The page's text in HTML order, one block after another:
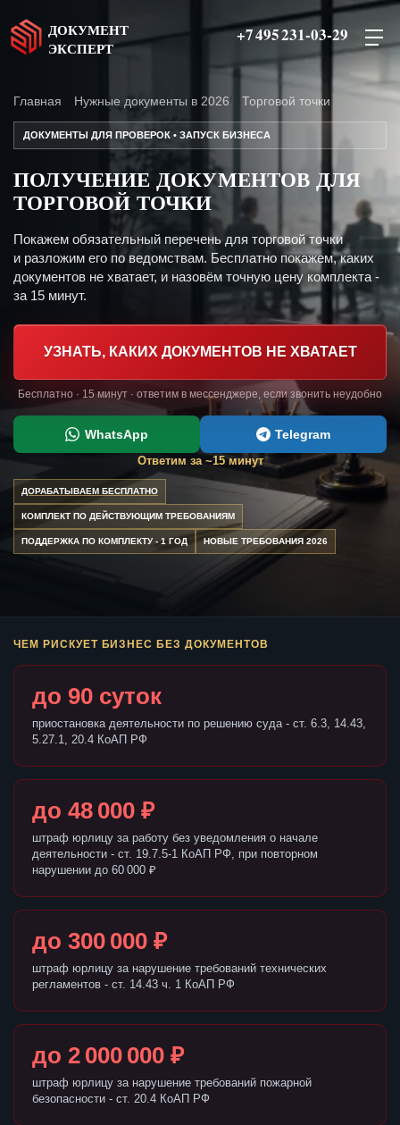
ДОКУМЕНТ
ЭКСПЕРТ
+7 495 231-03-29
Главная Нужные документы в 2026 Торговой точки
ДОКУМЕНТЫ ДЛЯ ПРОВЕРОК • ЗАПУСК БИЗНЕСА
ПОЛУЧЕНИЕ ДОКУМЕНТОВ ДЛЯ
ТОРГОВОЙ ТОЧКИ
Покажем обязательный перечень для торговой точки
и разложим его по ведомствам. Бесплатно покажем, каких
документов не хватает, и назовём точную цену комплекта -
за 15 минут.
УЗНАТЬ, КАКИХ ДОКУМЕНТОВ НЕ ХВАТАЕТ
Бесплатно · 15 минут · ответим в мессенджере, если звонить неудобно
WhatsApp Telegram
Ответим за ~15 минут
ДОРАБАТЫВАЕМ БЕСПЛАТНО
КОМПЛЕКТ ПО ДЕЙСТВУЮЩИМ ТРЕБОВАНИЯМ
ПОДДЕРЖКА ПО КОМПЛЕКТУ - 1 ГОД НОВЫЕ ТРЕБОВАНИЯ 2026
ЧЕМ РИСКУЕТ БИЗНЕС БЕЗ ДОКУМЕНТОВ
до 90 суток
приостановка деятельности по решению суда - ст. 6.3, 14.43,
5.27.1, 20.4 КоАП РФ
до 48 000 ₽
штраф юрлицу за работу без уведомления о начале
деятельности - ст. 19.7.5-1 КоАП РФ, при повторном
нарушении до 60 000 ₽
до 300 000 ₽
штраф юрлицу за нарушение требований технических
регламентов - ст. 14.43 ч. 1 КоАП РФ
до 2 000 000 ₽
штраф юрлицу за нарушение требований пожарной
безопасности - ст. 20.4 КоАП РФ